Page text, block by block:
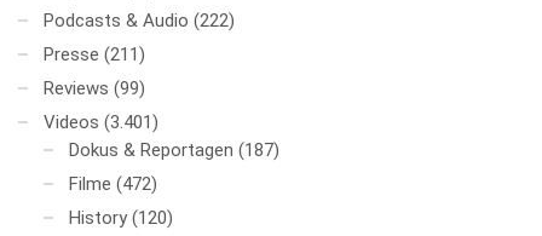
Podcasts & Audio (222)
Presse (211)
Reviews (99)
Videos (3.401)
Dokus & Reportagen (187)
Filme (472)
History (120)